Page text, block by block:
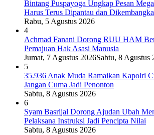
Bintang Puspayoga Ungkap Pesan
Harus Terus Dipantau dan
Rabu, 5 Agustus 2026
4
Achmad Fanani Dorong RUU HAM
Pemajuan Hak Asasi Manusia
Jumat, 7 Agustus 2026Sabtu, 8 Agustus
5
35.936 Anak Muda Ramaikan Kapolri
Jangan Cuma Jadi Penonton
Sabtu, 8 Agustus 2026
6
Syam Basrijal Dorong Ajudan Ubah
Pelaksana Instruksi Jadi Pencipta Nilai
Sabtu, 8 Agustus 2026